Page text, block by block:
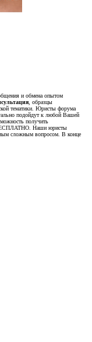
и обмена опытом
, образцы
тематики. Юристы форума
подойдут к любой Вашей
получить
Наши юристы
сложным вопросом. В конце